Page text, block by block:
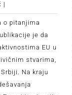
|
o pitanjima
je da
EU u
stvarima,
Na kraju